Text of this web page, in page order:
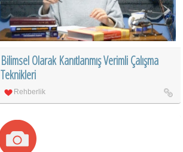
Bilimsel Olarak Kanıtlanmış Verimli Çalışma
Teknikleri
Rehberlik